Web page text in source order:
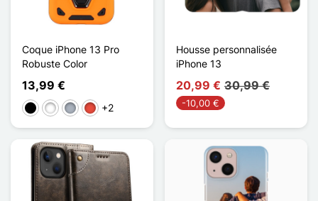
Coque iPhone 13 Pro
Robuste Color
13,99 €
NegroBlanco
Gris Rojo+2
Housse personnalisée
iPhone 13
20,99 € 30,99 €
-10,00 €